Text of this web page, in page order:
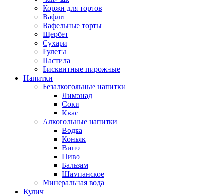
Коржи для тортов
Вафли
Вафельные торты
Щербет
Сухари
Рулеты
Пастила
Бисквитные пирожные
Напитки
Безалкогольные напитки
Лимонад
Соки
Квас
Алкогольные напитки
Водка
Коньяк
Вино
Пиво
Бальзам
Шампанское
Минеральная вода
Кулич